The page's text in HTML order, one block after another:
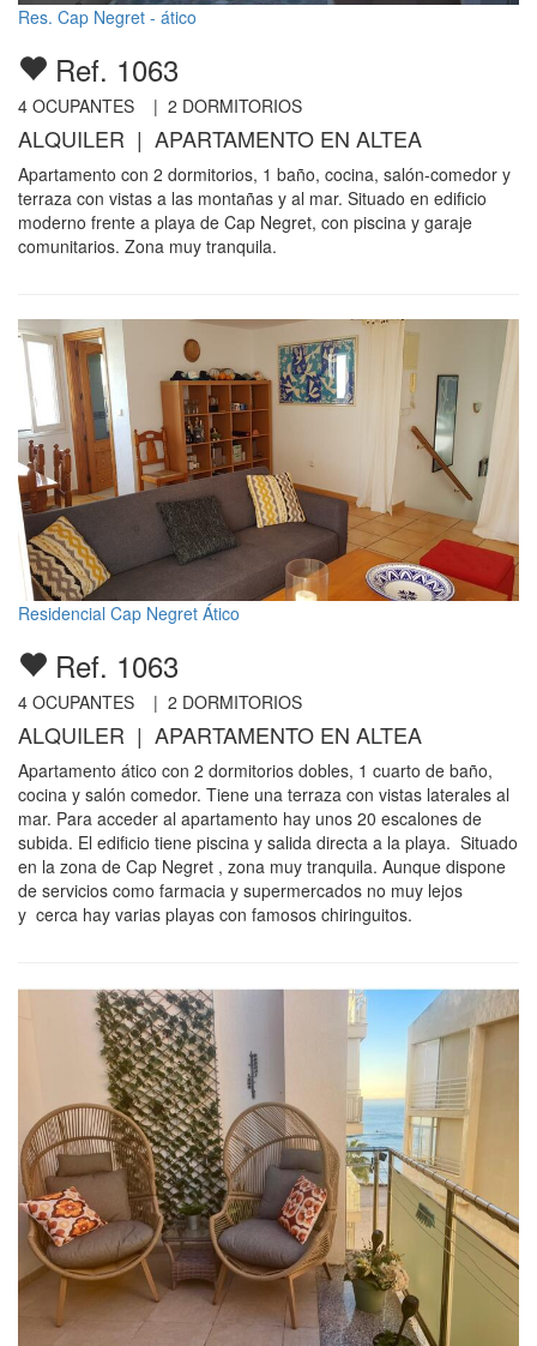
Res. Cap Negret - ático
Ref. 1063
4 OCUPANTES | 2 DORMITORIOS
ALQUILER | APARTAMENTO EN ALTEA
Apartamento con 2 dormitorios, 1 baño, cocina, salón-comedor y
terraza con vistas a las montañas y al mar. Situado en edificio
moderno frente a playa de Cap Negret, con piscina y garaje
comunitarios. Zona muy tranquila.
Residencial Cap Negret Ático
Ref. 1063
4 OCUPANTES | 2 DORMITORIOS
ALQUILER | APARTAMENTO EN ALTEA
Apartamento ático con 2 dormitorios dobles, 1 cuarto de baño,
cocina y salón comedor. Tiene una terraza con vistas laterales al
mar. Para acceder al apartamento hay unos 20 escalones de
subida. El edificio tiene piscina y salida directa a la playa. Situado
en la zona de Cap Negret , zona muy tranquila. Aunque dispone
de servicios como farmacia y supermercados no muy lejos
y cerca hay varias playas con famosos chiringuitos.